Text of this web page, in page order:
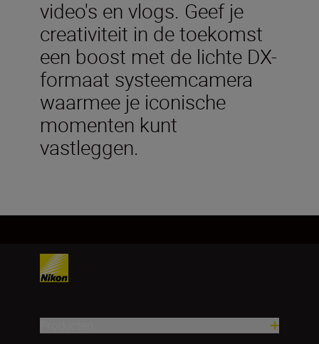
video's en vlogs. Geef je
creativiteit in de toekomst
een boost met de lichte DX-
formaat systeemcamera
waarmee je iconische
momenten kunt
vastleggen.